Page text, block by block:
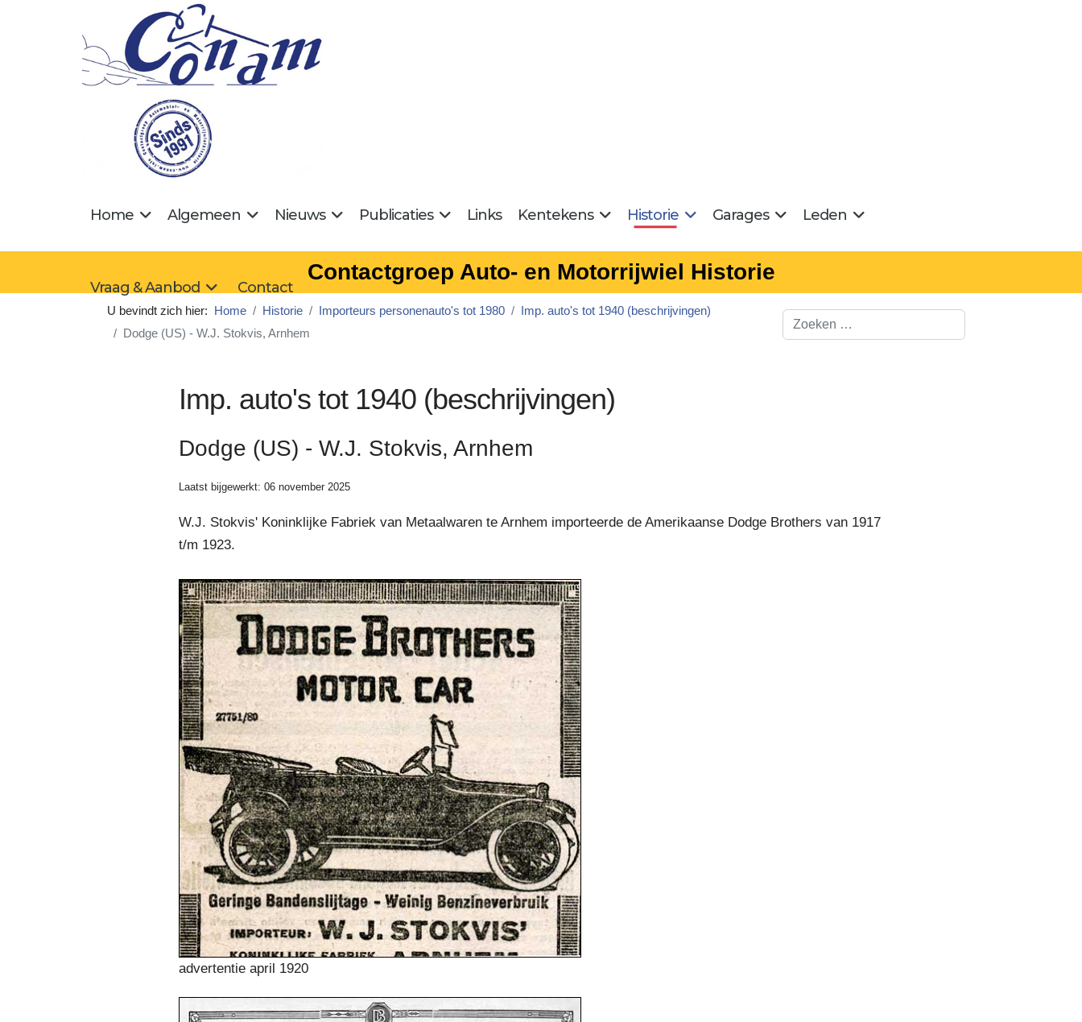
Home Algemeen Nieuws Publicaties Links Kentekens Historie Garages Leden
Vraag & Aanbod Contact
Contactgroep Auto- en Motorrijwiel Historie
U bevindt zich hier: Home Historie Importeurs personenauto's tot 1980
Imp. auto's tot 1940 (beschrijvingen)
Dodge (US) - W.J. Stokvis, Arnhem
Imp. auto's tot 1940 (beschrijvingen)
Dodge (US) - W.J. Stokvis, Arnhem
Laatst bijgewerkt: 06 november 2025
W.J. Stokvis' Koninklijke Fabriek van Metaalwaren te Arnhem importeerde de Amerikaanse Dodge Brothers van 1917
t/m 1923.
advertentie april 1920